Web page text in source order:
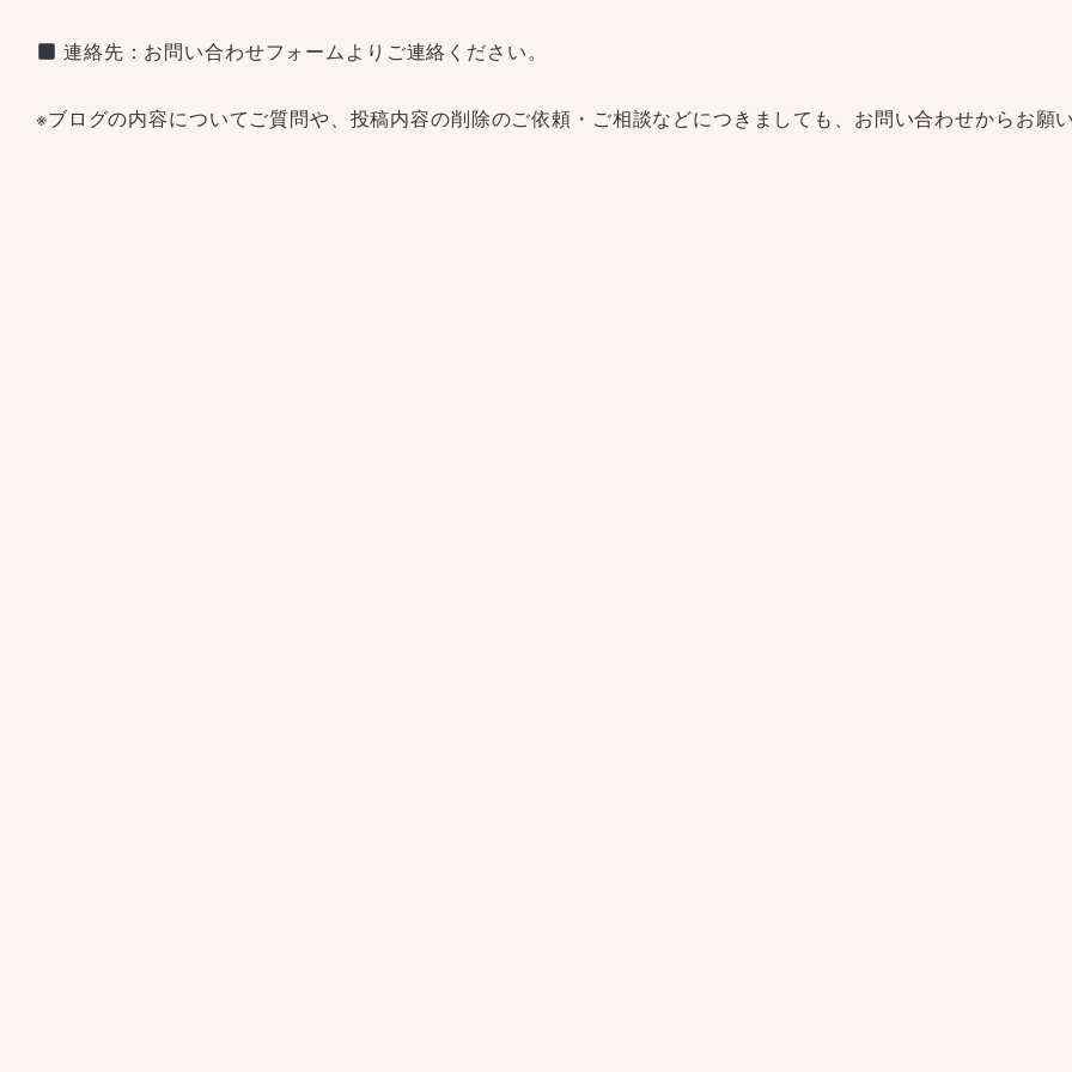
連絡先： お問い合わせフォームよりご連絡ください。
※ブログの内容についてご質問や、投稿内容の削除のご依頼・ご相談などにつきましても、 お問い合わせからお願